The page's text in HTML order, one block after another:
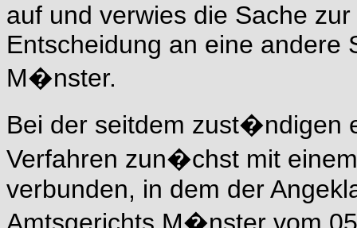
auf und verwies die Sache
Entscheidung an eine andere
M�nster.
Bei der seitdem zust�ndigen
Verfahren zun�chst mit
verbunden, in dem der